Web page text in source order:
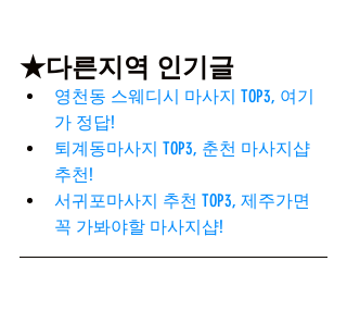
★다른지역 인기글
영천동 스웨디시 마사지 TOP3, 여기
가 정답!
퇴계동마사지 TOP3, 춘천 마사지샵
추천!
서귀포마사지 추천 TOP3, 제주가면
꼭 가봐야할 마사지샵!